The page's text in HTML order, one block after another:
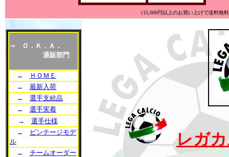
（15,000円以上のお買い上げで送料無
⇒
Ｏ．Ｋ．Ａ．
通販部門
→
ＨＯＭＥ
→ 最新入荷
→ 選手支給品
→ 選手実着
→ 選手仕様
→
ビンテージモデ
ル
→ チームオーダー
レガ